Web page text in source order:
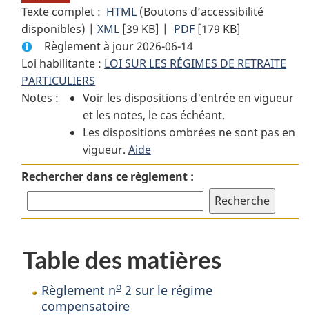
Texte complet : HTML Texte
complet
:
Règlement
2
sur
le
régime
compensatoire
(Boutons d’accessibilité
disponibles) |XML Texte
complet
:
no
2
sur
le
régime
compensatoire
[39 KB] | PDF Texte
:
no
2
sur
régime
[179 KB]
Règlement à jour 2026-06-14
Loi habilitante : LOI SUR LES RÉGIMES DE RETRAITE
PARTICULIERS
Notes :
Voir les dispositions d'entrée en vigueur
et les notes, le cas échéant.
Les dispositions ombrées ne sont pas en
vigueur. Aide
Rechercher dans ce règlement :
Table des matières
Règlement no 2 sur le régime
compensatoire